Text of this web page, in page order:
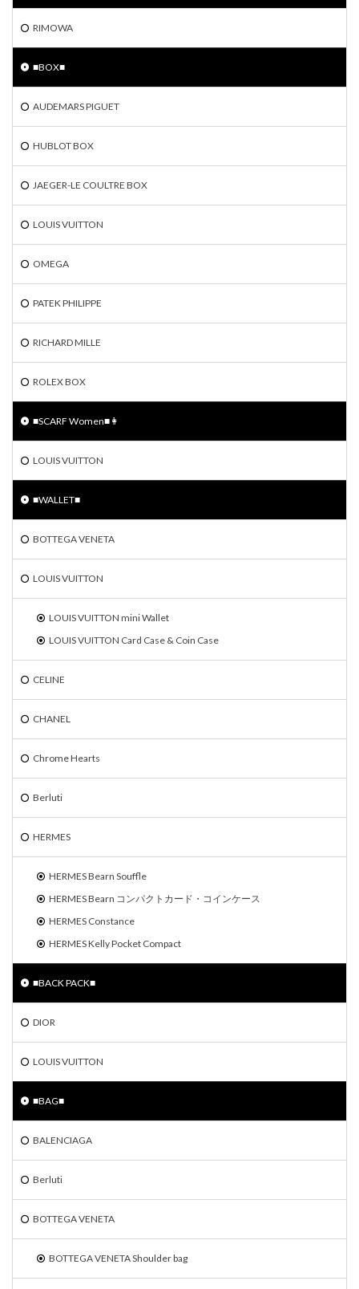
RIMOWA
■BOX■
AUDEMARS PIGUET
HUBLOT BOX
JAEGER-LE COULTRE BOX
LOUIS VUITTON
OMEGA
PATEK PHILIPPE
RICHARD MILLE
ROLEX BOX
■SCARF Women■👩
LOUIS VUITTON
■WALLET■
BOTTEGA VENETA
LOUIS VUITTON
LOUIS VUITTON mini Wallet
LOUIS VUITTON Card Case & Coin Case
CELINE
CHANEL
Chrome Hearts
Berluti
HERMES
HERMES Bearn Souffle
HERMES Bearn コンパクトカード・コインケース
HERMES Constance
HERMES Kelly Pocket Compact
■BACK PACK■
DIOR
LOUIS VUITTON
■BAG■
BALENCIAGA
Berluti
BOTTEGA VENETA
BOTTEGA VENETA Shoulder bag